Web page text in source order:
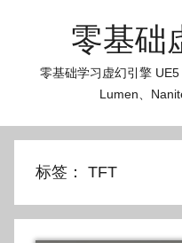
零基础
零基础学习虚幻引擎 UE5
Lumen、
标签： TFT